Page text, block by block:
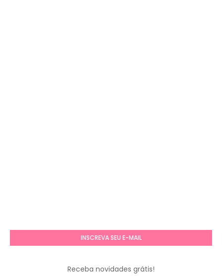
INSCREVA SEU E-MAIL
Receba novidades grátis!